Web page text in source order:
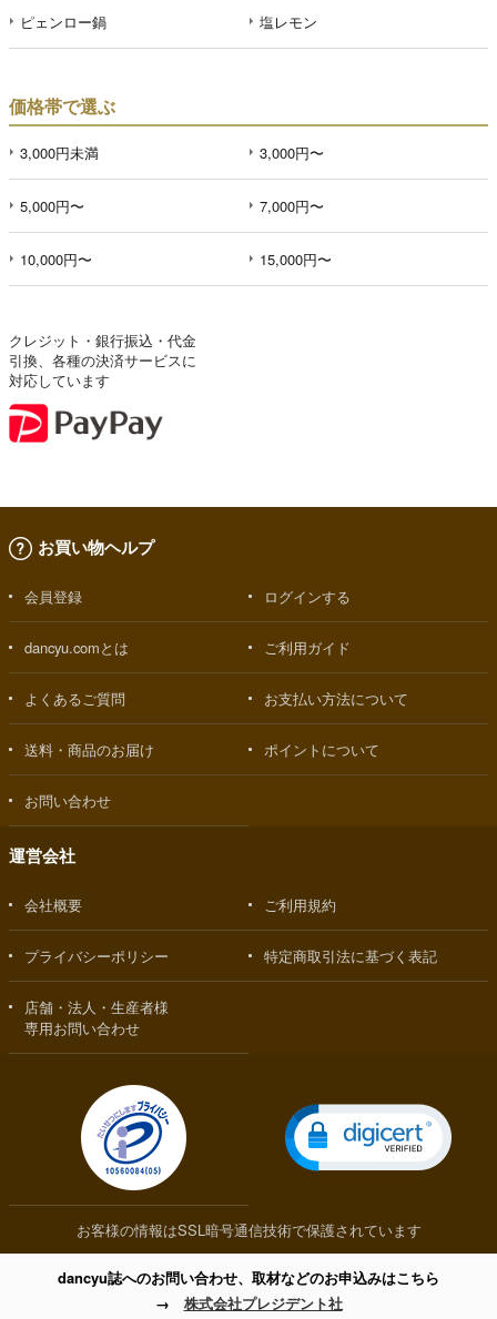
ピェンロー鍋 塩レモン
価格帯で選ぶ
3,000円未満 3,000円〜
5,000円〜 7,000円〜
10,000円〜 15,000円〜
クレジット・銀行振込・代金
引換、各種の決済サービスに
対応しています
お買い物ヘルプ
会員登録 ログインする
dancyu.comとは ご利用ガイド
よくあるご質問 お支払い方法について
送料・商品のお届け ポイントについて
お問い合わせ
運営会社
会社概要 ご利用規約
プライバシーポリシー 特定商取引法に基づく表記
店舗・法人・生産者様
専用お問い合わせ
お客様の情報はSSL暗号通信技術で保護されています
dancyu誌へのお問い合わせ、取材などのお申込みはこちら
→ 株式会社プレジデント社